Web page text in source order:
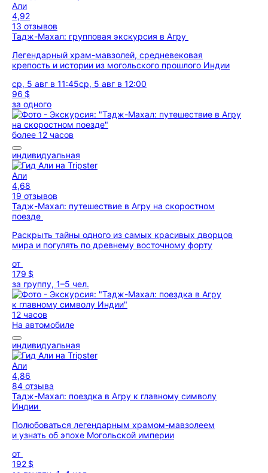
Али
4,92
13 отзывов
Тадж-Махал: групповая экскурсия в Агру
Легендарный храм-мавзолей, средневековая
крепость и истории из могольского прошлого Индии
ср, 5 авг в 11:45ср, 5 авг в 12:00
96 $
за одного
более 12 часов
индивидуальная
Али
4,68
19 отзывов
Тадж-Махал: путешествие в Агру на скоростном
поезде
Раскрыть тайны одного из самых красивых дворцов
мира и погулять по древнему восточному форту
от
179 $
за группу, 1–5 чел.
12 часов
На автомобиле
индивидуальная
Али
4,86
84 отзыва
Тадж-Махал: поездка в Агру к главному символу
Индии
Полюбоваться легендарным храмом-мавзолеем
и узнать об эпохе Могольской империи
от
192 $